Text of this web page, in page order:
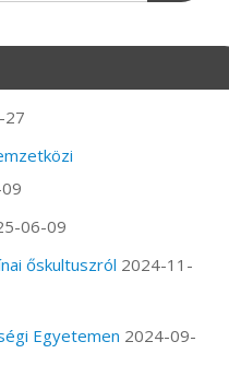
27
06-09
őskultuszról 2024-11-
Egyetemen 2024-09-